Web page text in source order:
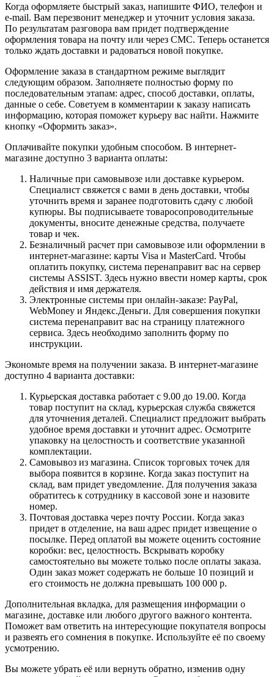
Когда оформляете быстрый заказ, напишите ФИО, телефон и
e-mail. Вам перезвонит менеджер и уточнит условия заказа.
По результатам разговора вам придет подтверждение
оформления товара на почту или через СМС. Теперь останется
только ждать доставки и радоваться новой покупке.
Оформление заказа в стандартном режиме выглядит
следующим образом. Заполняете полностью форму по
последовательным этапам: адрес, способ доставки, оплаты,
данные о себе. Советуем в комментарии к заказу написать
информацию, которая поможет курьеру вас найти. Нажмите
кнопку «Оформить заказ».
Оплачивайте покупки удобным способом. В интернет-
магазине доступно 3 варианта оплаты:
Наличные при самовывозе или доставке курьером.
Специалист свяжется с вами в день доставки, чтобы
уточнить время и заранее подготовить сдачу с любой
купюры. Вы подписываете товаросопроводительные
документы, вносите денежные средства, получаете
товар и чек.
Безналичный расчет при самовывозе или оформлении в
интернет-магазине: карты Visa и MasterCard. Чтобы
оплатить покупку, система перенаправит вас на сервер
системы ASSIST. Здесь нужно ввести номер карты, срок
действия и имя держателя.
Электронные системы при онлайн-заказе: PayPal,
WebMoney и Яндекс.Деньги. Для совершения покупки
система перенаправит вас на страницу платежного
сервиса. Здесь необходимо заполнить форму по
инструкции.
Экономьте время на получении заказа. В интернет-магазине
доступно 4 варианта доставки:
Курьерская доставка работает с 9.00 до 19.00. Когда
товар поступит на склад, курьерская служба свяжется
для уточнения деталей. Специалист предложит выбрать
удобное время доставки и уточнит адрес. Осмотрите
упаковку на целостность и соответствие указанной
комплектации.
Самовывоз из магазина. Список торговых точек для
выбора появится в корзине. Когда заказ поступит на
склад, вам придет уведомление. Для получения заказа
обратитесь к сотруднику в кассовой зоне и назовите
номер.
Почтовая доставка через почту России. Когда заказ
придет в отделение, на ваш адрес придет извещение о
посылке. Перед оплатой вы можете оценить состояние
коробки: вес, целостность. Вскрывать коробку
самостоятельно вы можете только после оплаты заказа.
Один заказ может содержать не больше 10 позиций и
его стоимость не должна превышать 100 000 р.
Дополнительная вкладка, для размещения информации о
магазине, доставке или любого другого важного контента.
Поможет вам ответить на интересующие покупателя вопросы
и развеять его сомнения в покупке. Используйте её по своему
усмотрению.
Вы можете убрать её или вернуть обратно, изменив одну